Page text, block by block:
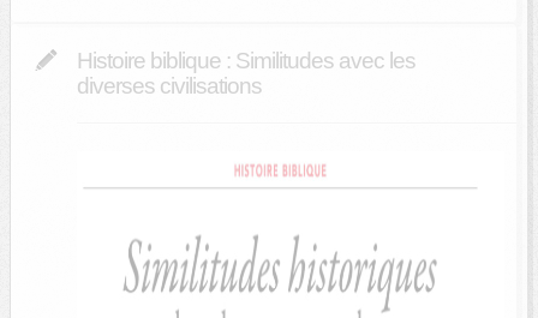
Histoire biblique : Similitudes avec les
diverses civilisations